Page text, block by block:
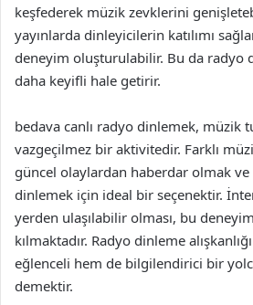
keşfederek müzik zevklerini
yayınlarda dinleyicilerin katılımı
deneyim oluşturulabilir. Bu da radyo
daha keyifli hale getirir.
bedava canlı radyo dinlemek, müzik
vazgeçilmez bir aktivitedir. Farklı
güncel olaylardan haberdar olmak
dinlemek için ideal bir seçenektir.
yerden ulaşılabilir olması, bu
kılmaktadır. Radyo dinleme
eğlenceli hem de bilgilendirici bir
demektir.